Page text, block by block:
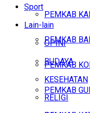
Sport
Lain-lain
OPINI
BUDAYA
KESEHATAN
RELIGI
PEMKAB
PEMKAB
PEMKAB
PEMKAB